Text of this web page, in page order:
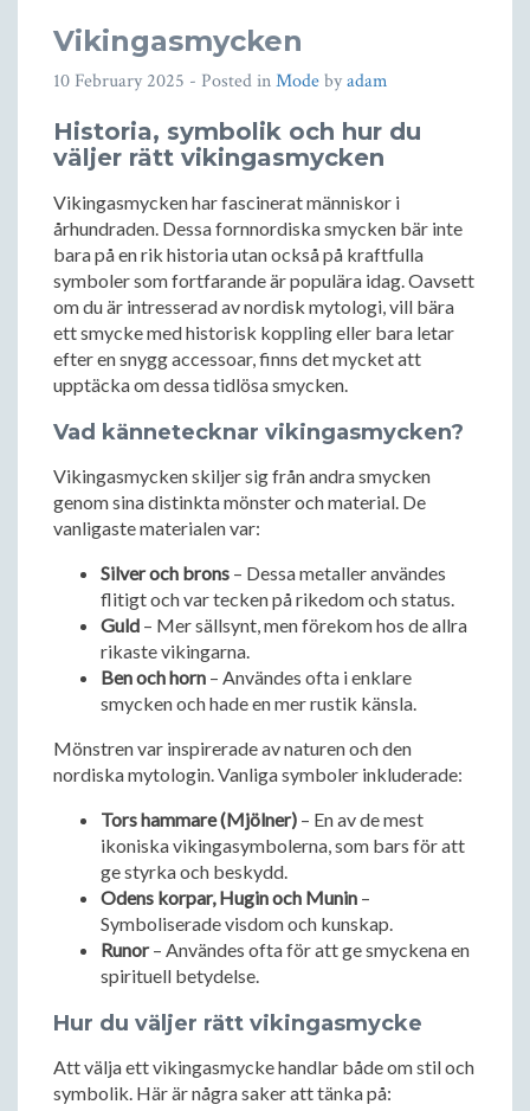
Vikingasmycken
10 February 2025 - Posted inModebyadam
Historia, symbolik och hur du
väljer rätt vikingasmycken
Vikingasmycken har fascinerat människor i
århundraden. Dessa fornnordiska smycken bär inte
bara på en rik historia utan också på kraftfulla
symboler som fortfarande är populära idag. Oavsett
om du är intresserad av nordisk mytologi, vill bära
ett smycke med historisk koppling eller bara letar
efter en snygg accessoar, finns det mycket att
upptäcka om dessa tidlösa smycken.
Vad kännetecknar vikingasmycken?
Vikingasmycken skiljer sig från andra smycken
genom sina distinkta mönster och material. De
vanligaste materialen var:
Silver och brons – Dessa metaller användes
flitigt och var tecken på rikedom och status.
Guld – Mer sällsynt, men förekom hos de allra
rikaste vikingarna.
Ben och horn – Användes ofta i enklare
smycken och hade en mer rustik känsla.
Mönstren var inspirerade av naturen och den
nordiska mytologin. Vanliga symboler inkluderade:
Tors hammare (Mjölner) – En av de mest
ikoniska vikingasymbolerna, som bars för att
ge styrka och beskydd.
Odens korpar, Hugin och Munin –
Symboliserade visdom och kunskap.
Runor– Användes ofta för att ge smyckena en
spirituell betydelse.
Hur du väljer rätt vikingasmycke
Att välja ett vikingasmycke handlar både om stil och
symbolik. Här är några saker att tänka på: